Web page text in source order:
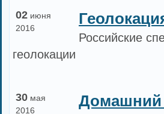
02 июня
2016
Российские
геолокации
30 мая
2016
Домашний